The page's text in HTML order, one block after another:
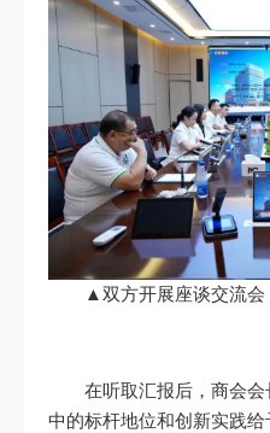
▲双方开展座谈交流会
在听取汇报后，商会
中的标杆地位和创新实践